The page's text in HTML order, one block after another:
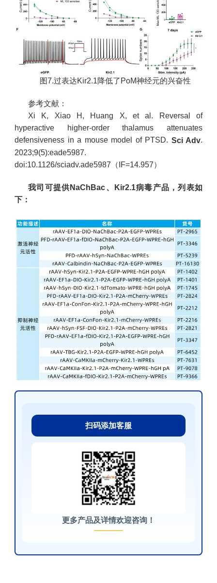
图7.过表达Kir2.1降低了PoM神经元的兴奋性
参考文献：
Xi K, Xiao H, Huang X, et al. Reversal of
hyperactive higher-order thalamus attenuates
defensiveness in a mouse model of PTSD. Sci Adv.
2023;9(5):eade5987.
doi:10.1126/sciadv.ade5987（IF=14.957）
我司可提供NaChBac、Kir2.1病毒产品，列表如
下：
扫码添加客服
更多产品及详情欢迎咨询！